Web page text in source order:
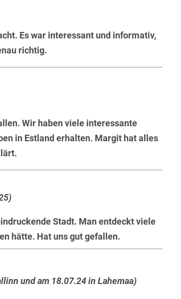
Es war interessant und informativ,
richtig.
Wir haben viele interessante
in Estland erhalten. Margit hat alles
Stadt. Man entdeckt viele
hätte. Hat uns gut gefallen.
und am 18.07.24 in Lahemaa)